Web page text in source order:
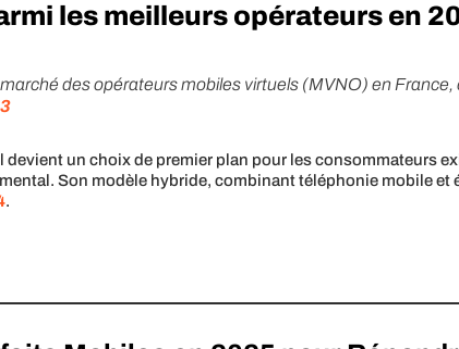
les meilleurs opérateurs en
des opérateurs mobiles virtuels (MVNO) en
3
un choix de premier plan pour les consommateurs
Son modèle hybride, combinant téléphonie mobile et
.